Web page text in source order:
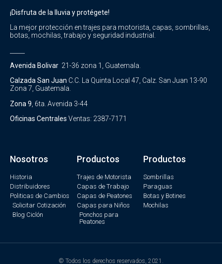
¡Disfruta de la lluvia y protégete!
La mejor protección en trajes para motorista, capas, sombrillas,
botas, mochilas, trabajo y seguridad industrial.
Avenida Bolivar 21-36 zona 1, Guatemala.
Calzada San Juan C.C. La Quinta Local 47, Calz. San Juan 13-90
Zona 7, Guatemala.
Zona 9 , 6ta. Avenida 3-44
Oficinas Centrales Ventas: 2387-7171
Nosotros
Historia
Distribuidores
Politicas de Cambios
Solicitar Cotización
Blog Ciclón
Productos
Trajes de Motorista
Capas de Trabajo
Capas de Peatones
Capas para Niños
Ponchos para
Peatones
Productos
Sombrillas
Paraguas
Botas y Botines
Mochilas
© Todos los derechos reservados, 2021.